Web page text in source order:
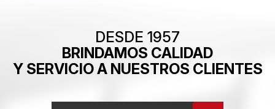
DESDE 1957
BRINDAMOS CALIDAD
Y SERVICIO A NUESTROS CLIENTES